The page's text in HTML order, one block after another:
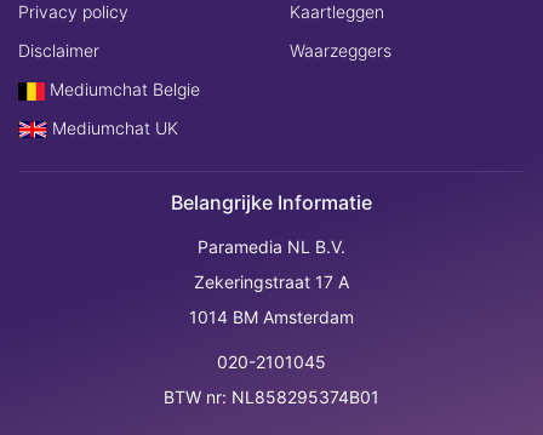
Privacy policy
Disclaimer
Mediumchat Belgie
Mediumchat UK
Kaartleggen
Waarzeggers
Belangrijke Informatie
Paramedia NL B.V.
Zekeringstraat 17 A
1014 BM Amsterdam
020-2101045
BTW nr: NL858295374B01